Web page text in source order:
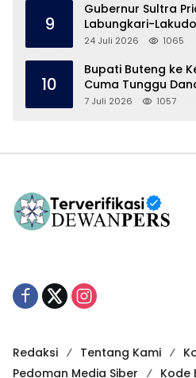
9
Gubernur Sultra
Labungkari-
Km
24 Juli 2026 1065
10
Bupati Buteng ke
Cuma Tunggu
7 Juli 2026 1057
Redaksi Tentang Kami
Pedoman Media Siber
Kode